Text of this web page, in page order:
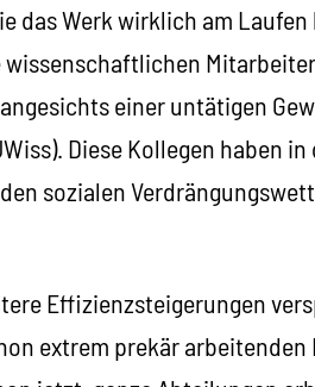
das Werk wirklich am
einer untätigen
Diese Kollegen haben
sozialen
Effizienzsteigerungen
extrem prekär